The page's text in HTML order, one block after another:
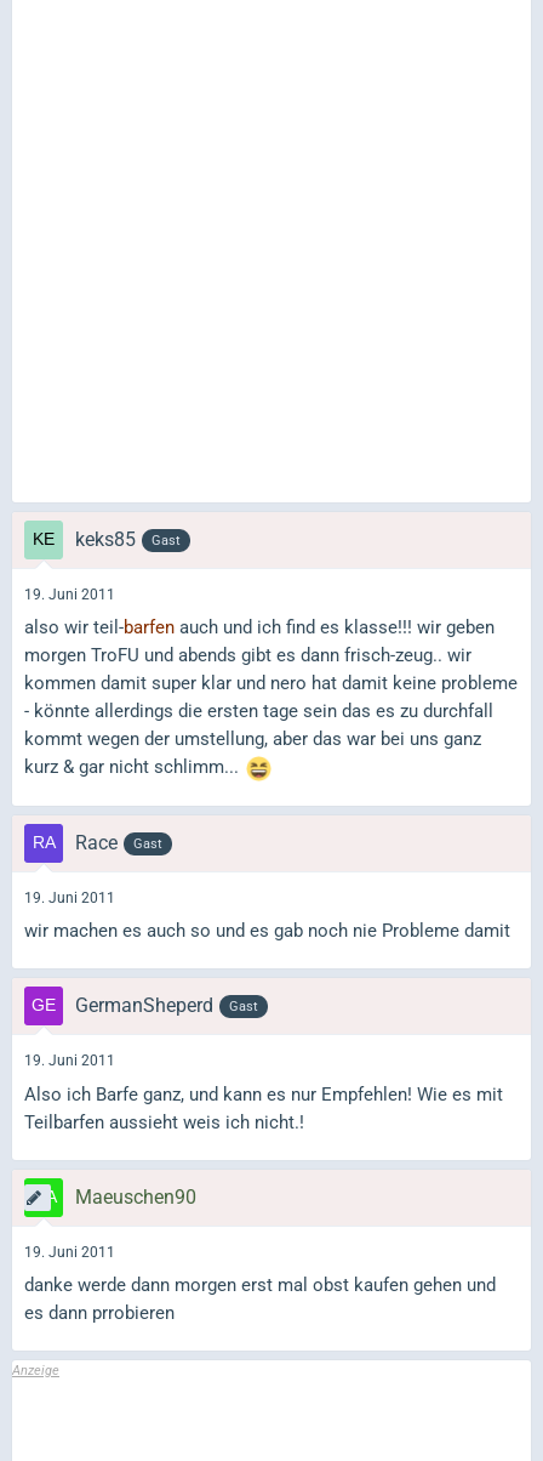
keks85 Gast
19. Juni 2011
also wir teil-barfen auch und ich find es klasse!!! wir geben
morgen TroFU und abends gibt es dann frisch-zeug.. wir
kommen damit super klar und nero hat damit keine probleme
- könnte allerdings die ersten tage sein das es zu durchfall
kommt wegen der umstellung, aber das war bei uns ganz
kurz & gar nicht schlimm...
Race Gast
19. Juni 2011
wir machen es auch so und es gab noch nie Probleme damit
GermanSheperd Gast
19. Juni 2011
Also ich Barfe ganz, und kann es nur Empfehlen! Wie es mit
Teilbarfen aussieht weis ich nicht.!
Maeuschen90
19. Juni 2011
danke werde dann morgen erst mal obst kaufen gehen und
es dann prrobieren